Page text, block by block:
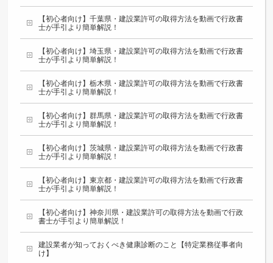
【初心者向け】千葉県・建設業許可の取得方法を動画で行政書
士が手引より簡単解説！
【初心者向け】埼玉県・建設業許可の取得方法を動画で行政書
士が手引より簡単解説！
【初心者向け】栃木県・建設業許可の取得方法を動画で行政書
士が手引より簡単解説！
【初心者向け】群馬県・建設業許可の取得方法を動画で行政書
士が手引より簡単解説！
【初心者向け】茨城県・建設業許可の取得方法を動画で行政書
士が手引より簡単解説！
【初心者向け】東京都・建設業許可の取得方法を動画で行政書
士が手引より簡単解説！
【初心者向け】神奈川県・建設業許可の取得方法を動画で行政
書士が手引より簡単解説！
建設業者が知っておくべき健康診断のこと【特定業務従事者向
け】